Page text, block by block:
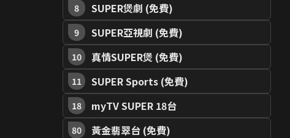
8 SUPER煲劇 (免費)
9 SUPER亞視劇 (免費)
10 真情SUPER煲 (免費)
11 SUPER Sports (免費)
18 myTV SUPER 18台
80 黃金翡翠台 (免費)